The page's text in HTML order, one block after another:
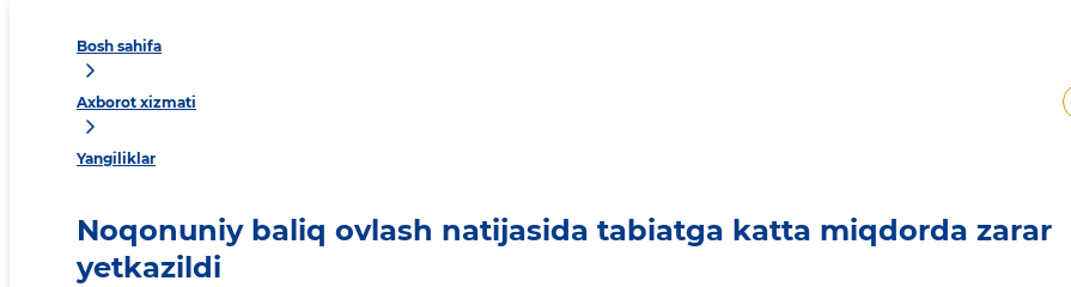
Bosh sahifa
Axborot xizmati
Yangiliklar
Noqonuniy baliq ovlash natijasida tabiatga katta miqdorda zarar
yetkazildi